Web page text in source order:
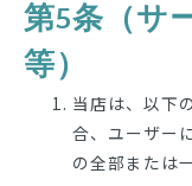
第5条（サ
等）
当店は、以下
合、ユーザー
の全部または